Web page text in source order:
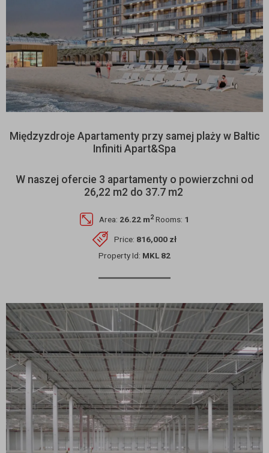
Międzyzdroje Apartamenty przy samej plaży w Baltic
Infiniti Apart&Spa
W naszej ofercie 3 apartamenty o powierzchni od
26,22 m2 do 37.7 m2
Area: 26.22 m2 Rooms: 1
Price: 816,000 zł
Property Id: MKL 82